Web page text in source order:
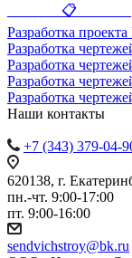
_______ 📋 _______
Разработка
Разработка
Разработка
Разработка
Разработка
Наши контакты
+7 (343) 379-04-
620138, г.
пн.-чт. 9:00-17:00
пт. 9:00-16:00
sendvichstroy@bk.ru